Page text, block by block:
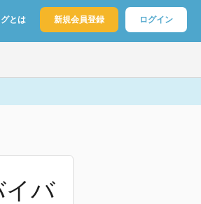
とは 新規会員登録 ログイン
イバ